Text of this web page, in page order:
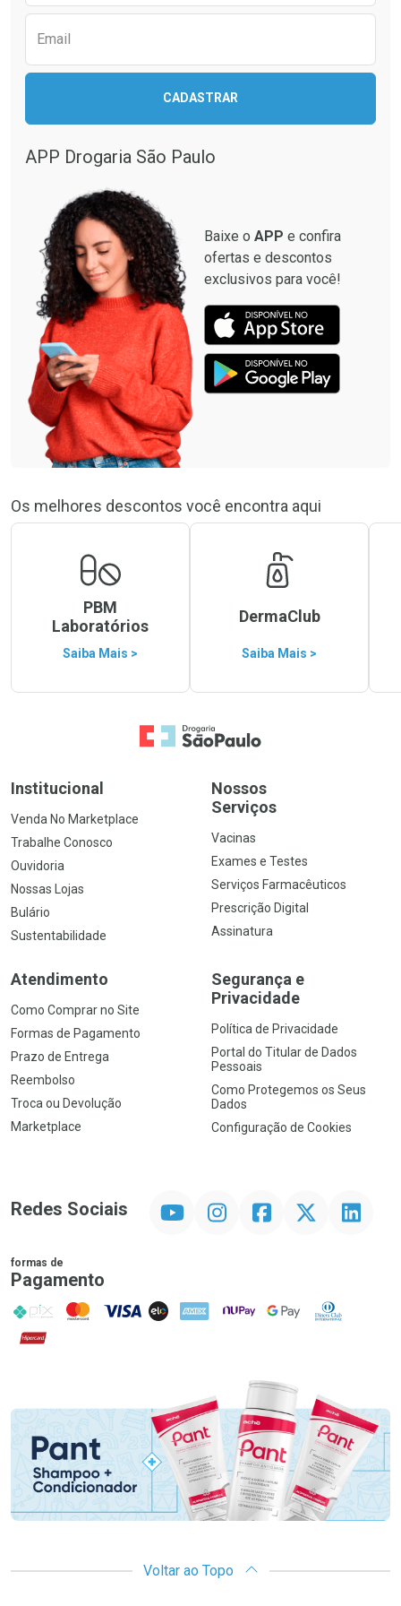
Email
CADASTRAR
APP Drogaria São Paulo
Baixe o APP e confira
ofertas e descontos
exclusivos para você!
Os melhores descontos você encontra aqui
PBM
Laboratórios
Saiba Mais >
DermaClub
Saiba Mais >
Ir para a Home
Institucional
Venda No Marketplace
Trabalhe Conosco
Ouvidoria
Nossas Lojas
Bulário
Sustentabilidade
Nossos
Serviços
Vacinas
Exames e Testes
Serviços Farmacêuticos
Prescrição Digital
Assinatura
Atendimento
Como Comprar no Site
Formas de Pagamento
Prazo de Entrega
Reembolso
Troca ou Devolução
Marketplace
Segurança e
Privacidade
Política de Privacidade
Portal do Titular de Dados
Pessoais
Como Protegemos os Seus
Dados
Configuração de Cookies
Redes Sociais InstagramFacebookTwitter Linkedin
formas de
Pagamento
PIX MasterCard
VISA ELO AMEX NuPay Google PayDiners Club
Hipercard
Promoção em Destaque
Voltar ao Topo